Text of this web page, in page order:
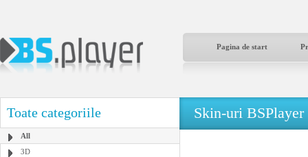
Pagina de start
Toate categoriile
All
3D
Skin-uri BSPlayer